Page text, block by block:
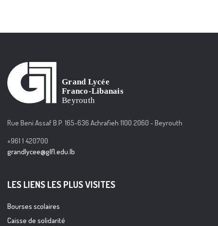
Rue Beni Assaf B.P. 165-636 Achrafieh 1100 2060 - Beyrouth
+961 1 420700
grandlycee@glfl.edu.lb
LES LIENS LES PLUS VISITES
Bourses scolaires
Caisse de solidarité